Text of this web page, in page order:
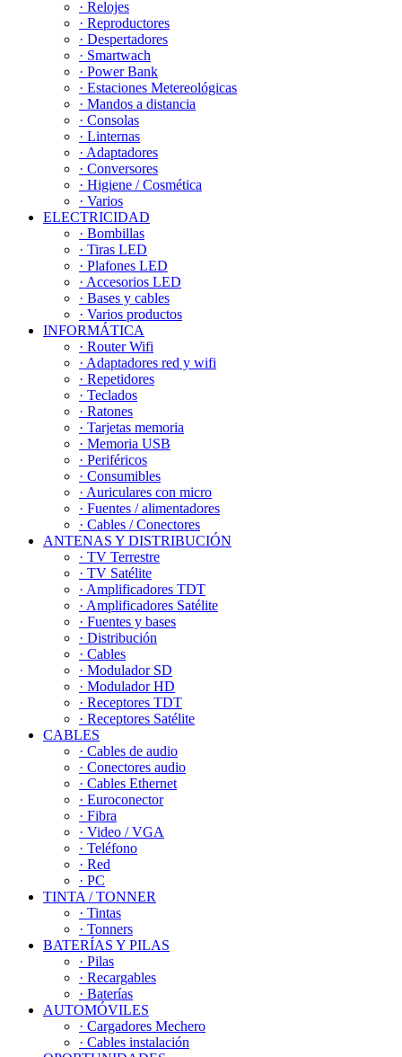
· Relojes
· Reproductores
· Despertadores
· Smartwach
· Power Bank
· Estaciones Metereológicas
· Mandos a distancia
· Consolas
· Linternas
· Adaptadores
· Conversores
· Higiene / Cosmética
· Varios
ELECTRICIDAD
· Bombillas
· Tiras LED
· Plafones LED
· Accesorios LED
· Bases y cables
· Varios productos
INFORMÁTICA
· Router Wifi
· Adaptadores red y wifi
· Repetidores
· Teclados
· Ratones
· Tarjetas memoria
· Memoria USB
· Periféricos
· Consumibles
· Auriculares con micro
· Fuentes / alimentadores
· Cables / Conectores
ANTENAS Y DISTRIBUCIÓN
· TV Terrestre
· TV Satélite
· Amplificadores TDT
· Amplificadores Satélite
· Fuentes y bases
· Distribución
· Cables
· Modulador SD
· Modulador HD
· Receptores TDT
· Receptores Satélite
CABLES
· Cables de audio
· Conectores audio
· Cables Ethernet
· Euroconector
· Fibra
· Video / VGA
· Teléfono
· Red
· PC
TINTA / TONNER
· Tintas
· Tonners
BATERÍAS Y PILAS
· Pilas
· Recargables
· Baterías
AUTOMÓVILES
· Cargadores Mechero
· Cables instalación